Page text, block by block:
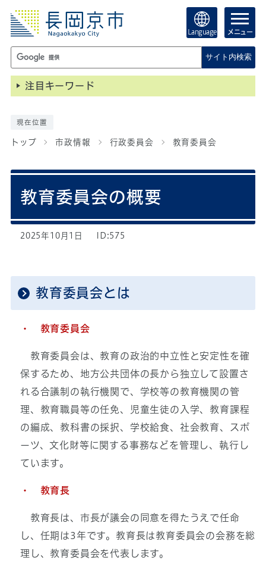
Language メニュー
サイト内検索
注目キーワード
現在位置
トップ 市政情報 行政委員会 教育委員会
教育委員会の概要
2025年10月1日 ID:575
教育委員会とは
・ 教育委員会
教育委員会は、教育の政治的中立性と安定性を確
保するため、地方公共団体の長から独立して設置さ
れる合議制の執行機関で、学校等の教育機関の管
理、教育職員等の任免、児童生徒の入学、教育課程
の編成、教科書の採択、学校給食、社会教育、スポ
ーツ、文化財等に関する事務などを管理し、執行し
ています。
・ 教育長
教育長は、市長が議会の同意を得たうえで任命
し、任期は3年です。教育長は教育委員会の会務を総
理し、教育委員会を代表します。